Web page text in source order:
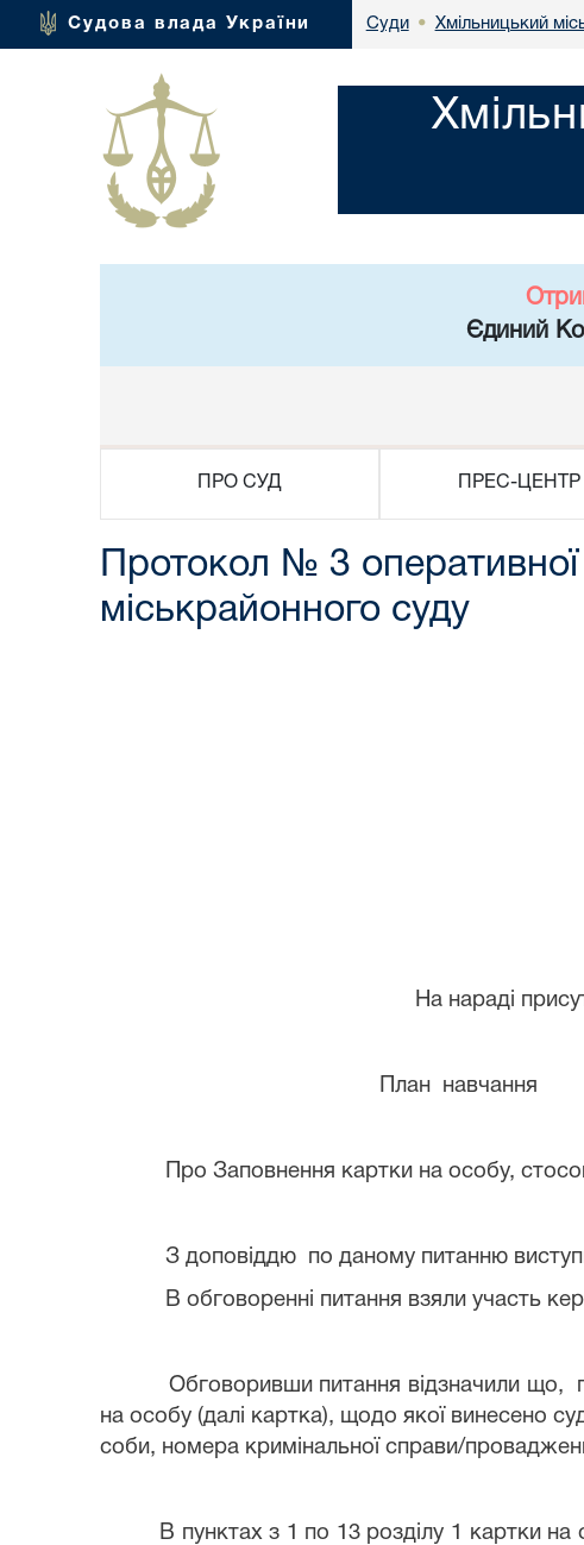
Судова влада України Суди • Хмільницький
Єдиний
ПРО СУД ПРЕС-ЦЕНТР
Протокол № 3
міськрайонного суду
11
На нараді
План навчання
Про Заповнення картки на особу,
З доповіддю по даному питанню
В обговоренні питання взяли участь
Обговоривши питання відзначили що,
на особу (далі картка), щодо якої винесено
соби, номера кримінальної справи/
В пунктах з 1 по 13 розділу 1 картки